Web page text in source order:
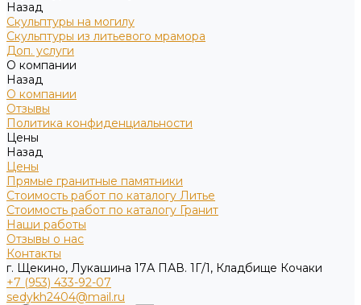
Назад
Скульптуры на могилу
Скульптуры из литьевого мрамора
Доп. услуги
О компании
Назад
О компании
Отзывы
Политика конфиденциальности
Цены
Назад
Цены
Прямые гранитные памятники
Стоимость работ по каталогу Литье
Стоимость работ по каталогу Гранит
Наши работы
Отзывы о нас
Контакты
г. Щекино, Лукашина 17А ПАВ. 1Г/1, Кладбище Кочаки
+7 (953) 433-92-07
sedykh2404@mail.ru